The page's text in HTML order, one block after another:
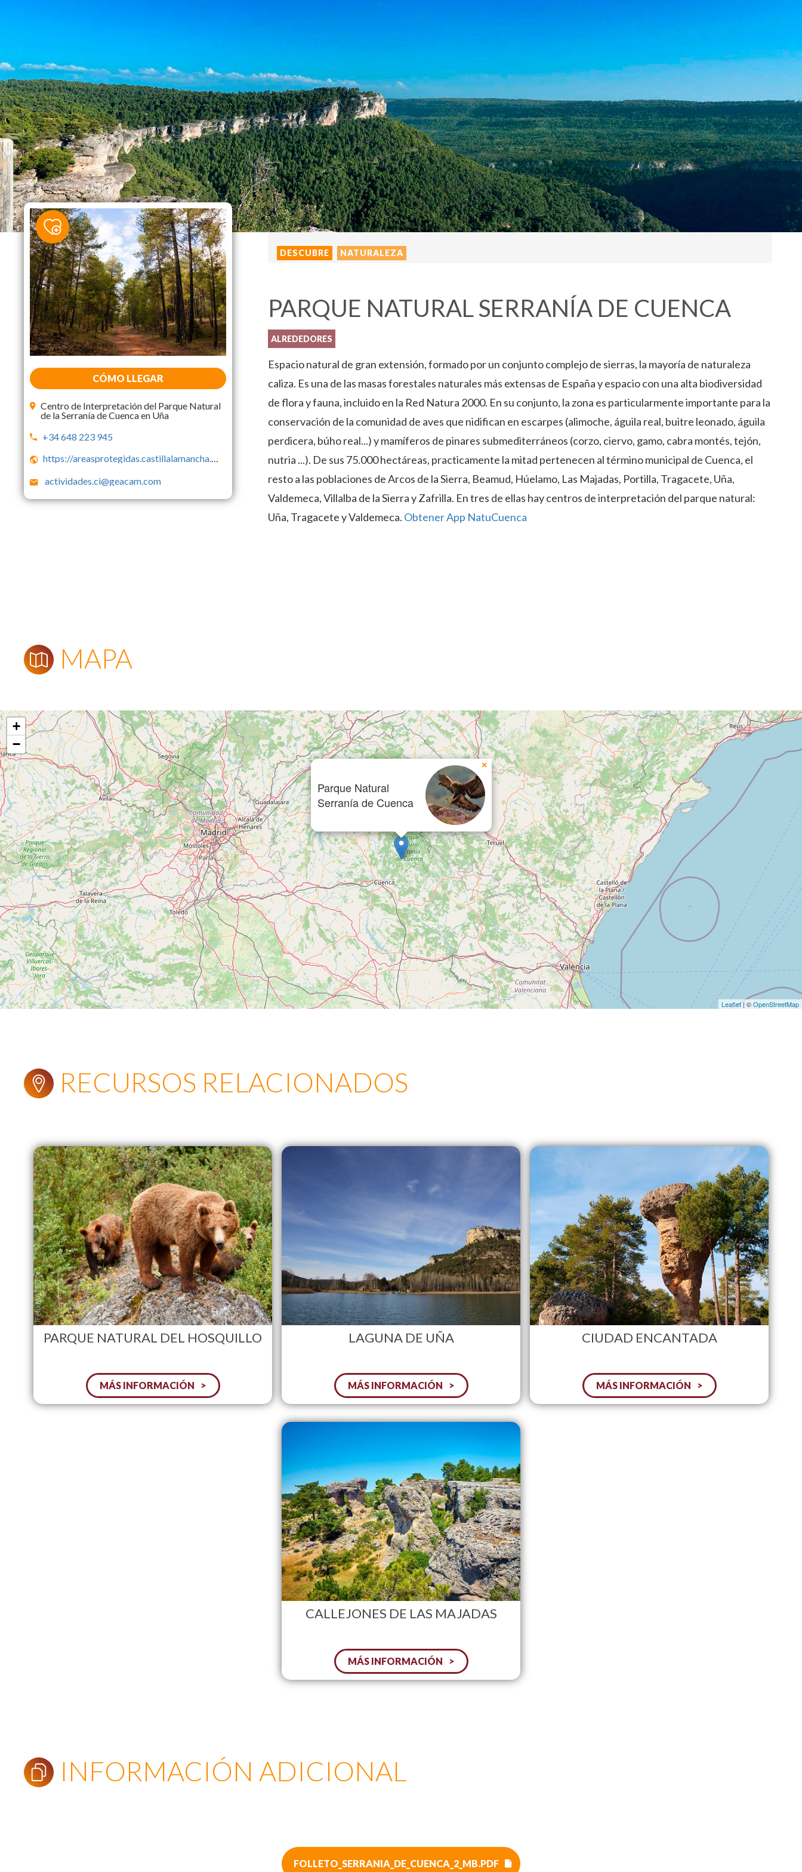
CÓMO LLEGAR
Centro de Interpretación del Parque Natural
de la Serranía de Cuenca en Uña
+34 648 223 945
https://areasprotegidas.castillalamancha.es/rap/espacios-naturales-protegidos/en…
actividades.ci@geacam.com
DESCUBRE NATURALEZA
PARQUE NATURAL SERRANÍA DE CUENCA
ALREDEDORES
Espacio natural de gran extensión, formado por un conjunto complejo de sierras, la mayoría de naturaleza
caliza. Es una de las masas forestales naturales más extensas de España y espacio con una alta biodiversidad
de flora y fauna, incluido en la Red Natura 2000. En su conjunto, la zona es particularmente importante para la
conservación de la comunidad de aves que nidifican en escarpes (alimoche, águila real, buitre leonado, águila
perdicera, búho real...) y mamíferos de pinares submediterráneos (corzo, ciervo, gamo, cabra montés, tejón,
nutria ...). De sus 75.000 hectáreas, practicamente la mitad pertenecen al término municipal de Cuenca, el
resto a las poblaciones de Arcos de la Sierra, Beamud, Húelamo, Las Majadas, Portilla, Tragacete, Uña,
Valdemeca, Villalba de la Sierra y Zafrilla. En tres de ellas hay centros de interpretación del parque natural:
Uña, Tragacete y Valdemeca. Obtener App NatuCuenca
MAPA
Parque Natural
Serranía de Cuenca
×
+
−
Leaflet | ©OpenStreetMap
RECURSOS RELACIONADOS
PARQUE NATURAL DEL HOSQUILLO
MÁS INFORMACIÓN
LAGUNA DE UÑA
MÁS INFORMACIÓN
CIUDAD ENCANTADA
MÁS INFORMACIÓN
CALLEJONES DE LAS MAJADAS
MÁS INFORMACIÓN
INFORMACIÓN ADICIONAL
FOLLETO_SERRANIA_DE_CUENCA_2_MB.PDF